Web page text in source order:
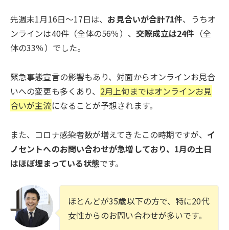
先週末1月16日～17日は、 お見合いが合計71件、うちオ
ンラインは40件（全体の56％）、 交際成立は24件 （全
体の33％）でした。
緊急事態宣言の影響もあり、対面からオンラインお見合
いへの変更も多くあり、 2月上旬まではオンラインお見
合いが主流になることが予想されます。
また、コロナ感染者数が増えてきたこの時期ですが、 イ
ノセントへのお問い合わせが急増しており、1月の土日
はほぼ埋まっている状態です。
ほとんどが35歳以下の方で、特に20代
女性からのお問い合わせが多いです。